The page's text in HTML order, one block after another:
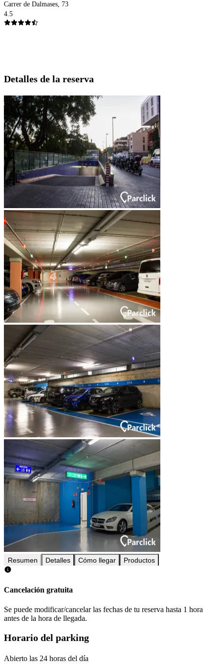
Carrer de Dalmases, 73
4.5
Detalles de la reserva
Resumen Detalles Cómo llegar Productos
Cancelación gratuita
Se puede modificar/cancelar las fechas de tu reserva hasta 1 hora
antes de la hora de llegada.
Horario del parking
Abierto las 24 horas del día